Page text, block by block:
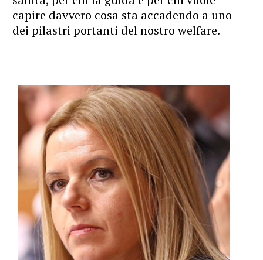
capire davvero cosa sta accadendo a uno
dei pilastri portanti del nostro welfare.